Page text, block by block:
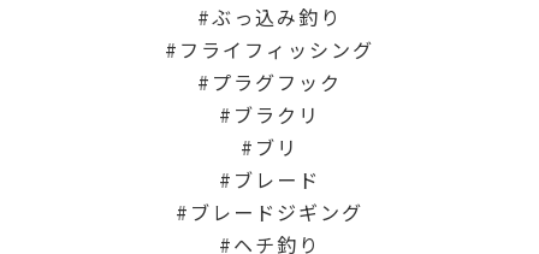
ぶっ込み釣り
フライフィッシング
プラグフック
ブラクリ
ブリ
ブレード
ブレードジギング
ヘチ釣り